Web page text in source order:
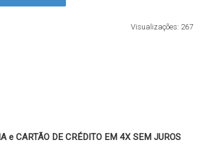
Visualizações: 267
CARTÃO DE CRÉDITO EM 4X SEM JUROS